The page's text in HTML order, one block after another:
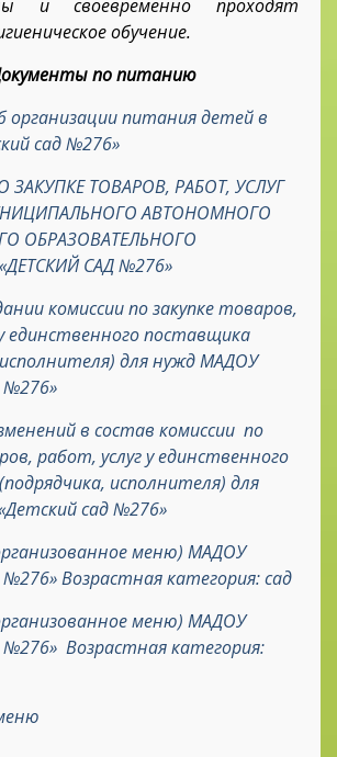
и своевременно проходят
обучение.
по питанию
организации питания детей в
сад №276»
ТОВАРОВ, РАБОТ, УСЛУГ
АВТОНОМНОГО
ОБРАЗОВАТЕЛЬНОГО
САД №276»
комиссии по закупке товаров,
единственного поставщика
для нужд МАДОУ
№276»
в состав комиссии по
работ, услуг у единственного
исполнителя) для
сад №276»
меню) МАДОУ
Возрастная категория: сад
меню) МАДОУ
№276» Возрастная категория: